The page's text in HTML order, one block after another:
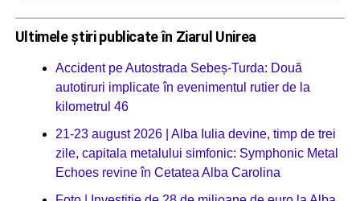
Ultimele știri publicate în Ziarul Unirea
Accident pe Autostrada Sebeș-Turda: Două
autotiruri implicate în evenimentul rutier de la
kilometrul 46
21-23 august 2026 | Alba Iulia devine, timp de trei
zile, capitala metalului simfonic: Symphonic Metal
Echoes revine în Cetatea Alba Carolina